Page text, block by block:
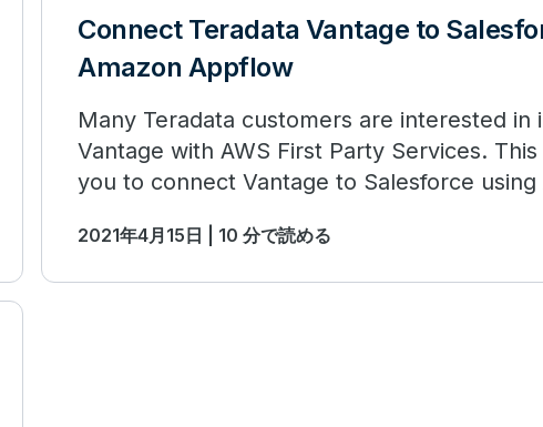
Connect Teradata Vantage to
Amazon Appflow
Many Teradata customers are interested in
Vantage with AWS First Party Services.
you to connect Vantage to Salesforce using
2021年4月15日 | 10 分で読める